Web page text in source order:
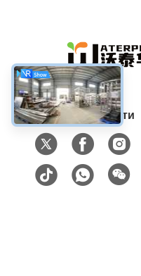
Социальные сети